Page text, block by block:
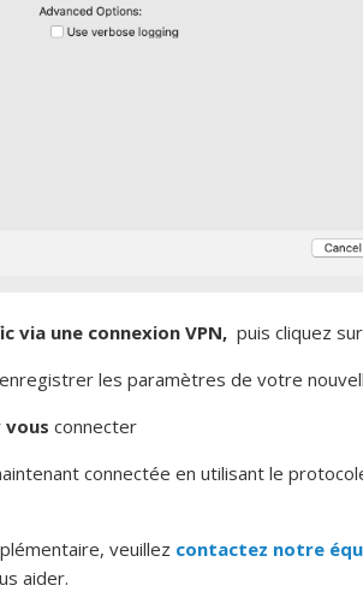
via une connexion VPN, puis cliquez sur
les paramètres de votre
vous connecter
connectée en utilisant le
veuillez contactez notre
aider.